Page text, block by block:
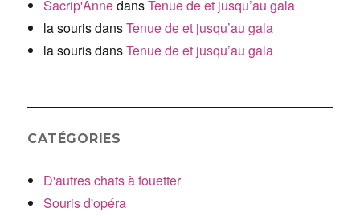
Sacrip'AnnedansTenue de et jusqu’au gala
la sourisdansTenue de et jusqu’au gala
la sourisdansTenue de et jusqu’au gala
CATÉGORIES
D'autres chats à fouetter
Souris d'opéra